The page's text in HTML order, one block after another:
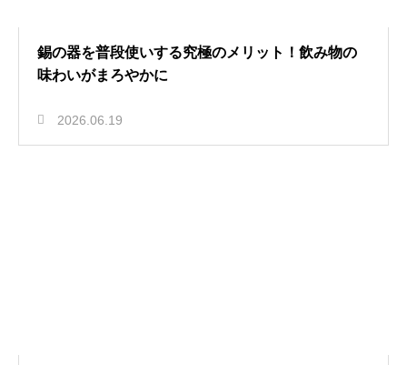
錫の器を普段使いする究極のメリット！飲み物の
味わいがまろやかに
2026.06.19